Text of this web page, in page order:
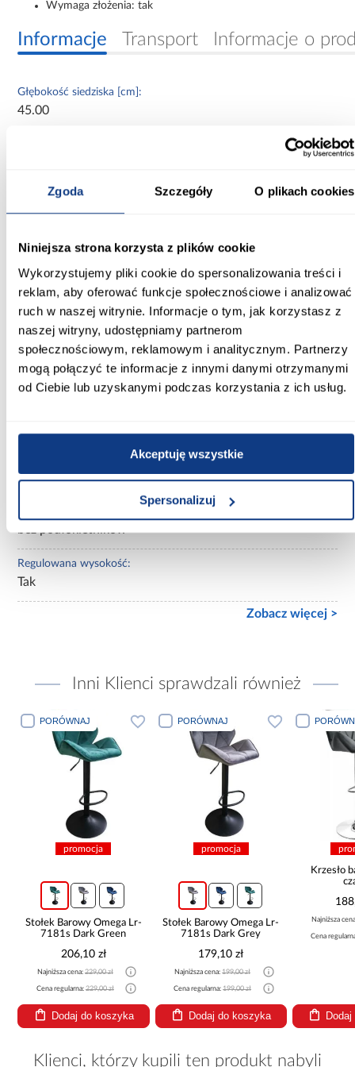
Zgoda Szczegóły O plikach cookies
Niniejsza strona korzysta z plików cookie
Wykorzystujemy pliki cookie do spersonalizowania treści i
reklam, aby oferować funkcje społecznościowe i analizować
ruch w naszej witrynie. Informacje o tym, jak korzystasz z
naszej witryny, udostępniamy partnerom
społecznościowym, reklamowym i analitycznym. Partnerzy
mogą połączyć te informacje z innymi danymi otrzymanymi
od Ciebie lub uzyskanymi podczas korzystania z ich usług.
Akceptuję wszystkie
Spersonalizuj
Wymaga złożenia: tak
Informacje Transport Informacje o
Głębokość siedziska [cm]:
45.00
Głębokość [cm]:
45.00
Wysokość [cm]:
110.00
Producent:
Merkury Market
Kolor:
niebieski
tkanina
Regulowana wysokość:
Tak
Zobacz więcej >
Inni Klienci sprawdzali również
PORÓWNAJ
promocja
Stołek Barowy Omega Lr-
7181s Dark Green
206,10 zł
Najniższa cena: 229,00 zł
Cena regularna: 229,00 zł
Dodaj do koszyka
PORÓWNAJ
promocja
Stołek Barowy Omega Lr-
7181s Dark Grey
179,10 zł
Najniższa cena:199,00 zł
Cena regularna:199,00 zł
Dodaj do koszyka
Krzesło
Najniższa
Cena
Klienci, którzy kupili ten produkt nabyli